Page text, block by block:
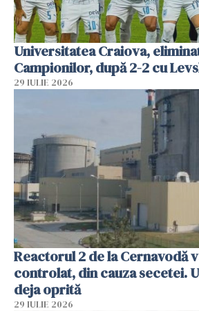
Universitatea Craiova,
Campionilor, după 2-2 cu
29 IULIE 2026
Reactorul 2 de la Cernavodă
controlat, din cauza secetei.
deja oprită
29 IULIE 2026